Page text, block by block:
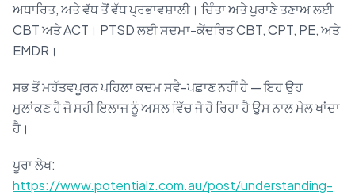
ਅਧਾਰਿਤ, ਅਤੇ ਵੱਧ ਤੋਂ ਵੱਧ ਪ੍ਰਭਾਵਸ਼ਾਲੀ। ਚਿੰਤਾ ਅਤੇ ਪੁਰਾਣੇ ਤਣਾਅ ਲਈ
CBT ਅਤੇ ACT। PTSD ਲਈ ਸਦਮਾ-ਕੇਂਦਰਿਤ CBT, CPT, PE, ਅਤੇ
EMDR।
ਸਭ ਤੋਂ ਮਹੱਤਵਪੂਰਨ ਪਹਿਲਾ ਕਦਮ ਸਵੈ-ਪਛਾਣ ਨਹੀਂ ਹੈ — ਇਹ ਉਹ
ਮੁਲਾਂਕਣ ਹੈ ਜੋ ਸਹੀ ਇਲਾਜ ਨੂੰ ਅਸਲ ਵਿੱਚ ਜੋ ਹੋ ਰਿਹਾ ਹੈ ਉਸ ਨਾਲ ਮੇਲ ਖਾਂਦਾ
ਹੈ।
ਪੂਰਾ ਲੇਖ:
https://www.potentialz.com.au/post/understanding-